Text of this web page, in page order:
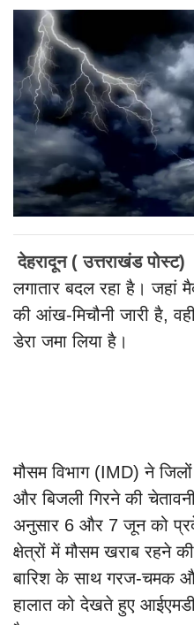
देहरादून ( उत्तराखंड पोस्ट)
लगातार बदल रहा है। जहां
की आंख-मिचौनी जारी है,
डेरा जमा लिया है।
मौसम विभाग (IMD) ने
और बिजली गिरने की
अनुसार 6 और 7 जून को
क्षेत्रों में मौसम खराब रहने
बारिश के साथ गरज-चमक
हालात को देखते हुए